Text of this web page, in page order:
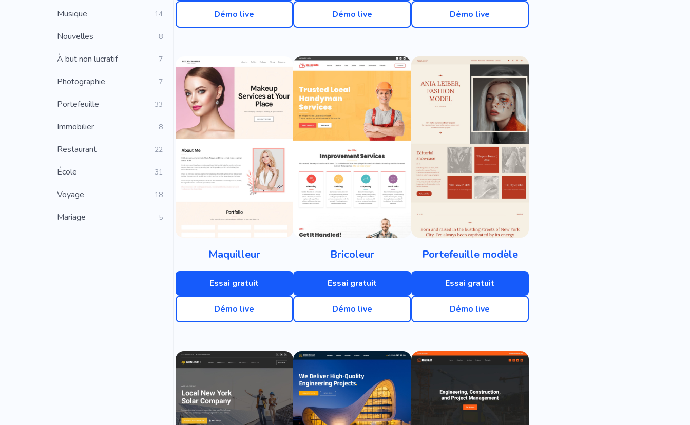
Musique 14
Nouvelles 8
À but non lucratif 7
Photographie 7
Portefeuille 33
Immobilier 8
Restaurant 22
École 31
Voyage 18
Mariage 5
Démo live Démo live Démo live
Maquilleur
Essai gratuit
Démo live
Bricoleur
Essai gratuit
Démo live
Portefeuille modèle
Essai gratuit
Démo live